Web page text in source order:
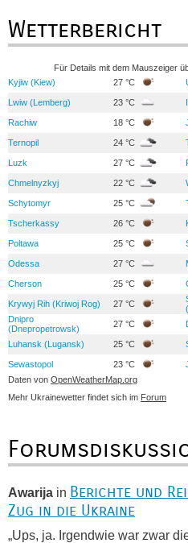
Wetterbericht
Für Details mit dem Mauszeiger
Kyjiw (Kiew)
27 °C
Lwiw (Lemberg) 23 °C
Rachiw 18 °C
Ternopil 24 °C
Luzk 27 °C
Chmelnyzkyj 22 °C
Schytomyr 25 °C
Tscherkassy 26 °C
Poltawa 25 °C
Odessa 27 °C
Cherson 25 °C
Krywyj Rih (Kriwoj Rog) 27 °C
Dnipro
(Dnepropetrowsk)
27 °C
Luhansk (Lugansk) 25 °C
Sewastopol 23 °C
Daten von OpenWeatherMap.org
Mehr Ukrainewetter findet sich im Forum
Awarija in Berichte und
Zug in die Ukraine
„Ups, ja. Irgendwie war zwar